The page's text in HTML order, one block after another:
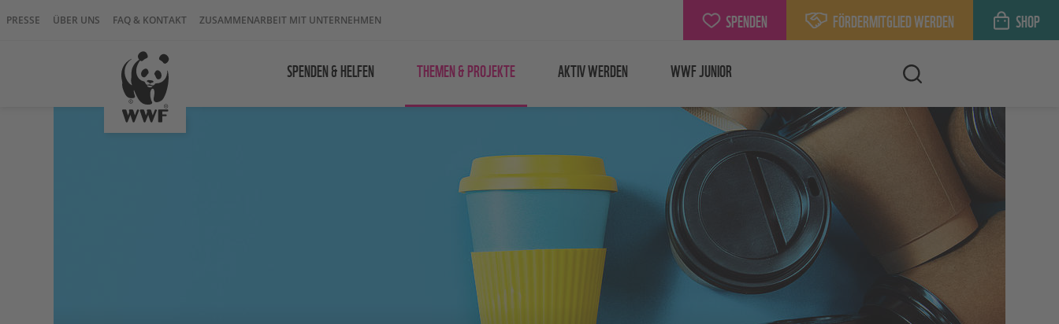
PRESSE ÜBER UNS FAQ & KONTAKT ZUSAMMENARBEIT MIT UNTERNEHMEN SPENDEN FÖRDERMITGLIED WERDEN SHOP
SPENDEN & HELFEN THEMEN & PROJEKTE AKTIV WERDEN WWF JUNIOR